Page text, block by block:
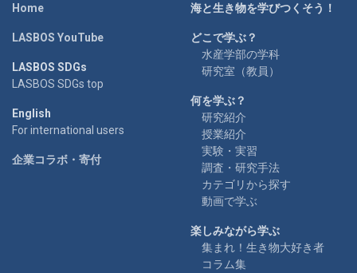
Home
LASBOS YouTube
LASBOS SDGs
LASBOS SDGs top
English
For international users
企業コラボ・寄付
海と生き物を学びつくそう！
どこで学ぶ？
水産学部の学科
研究室（教員）
何を学ぶ？
研究紹介
授業紹介
実験・実習
調査・研究手法
カテゴリから探す
動画で学ぶ
楽しみながら学ぶ
集まれ！生き物大好き者
コラム集